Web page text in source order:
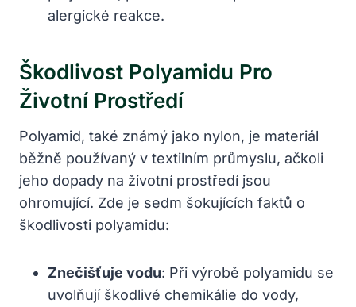
alergické reakce.
Škodlivost Polyamidu Pro
Životní Prostředí
Polyamid, také známý jako nylon, je materiál
běžně používaný v textilním průmyslu, ačkoli
jeho dopady na životní prostředí jsou
ohromující. Zde je sedm šokujících faktů o
škodlivosti polyamidu:
Znečišťuje vodu: Při výrobě polyamidu se
uvolňují škodlivé chemikálie do vody,